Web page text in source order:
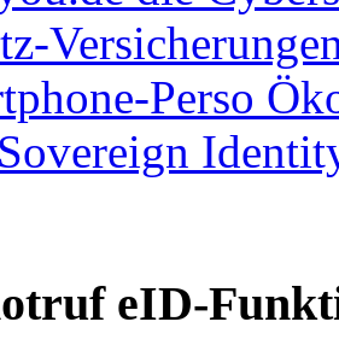
Perso
eID-